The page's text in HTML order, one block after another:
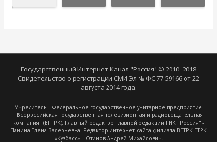
Государственный Интернет-Канал "Россия" © 2010–2018
Свидетельство о регистрации СМИ Эл № ФС 77-59166 от 22
августа 2014 года.
Учредитель - Федеральное государственное унитарное предприятие
"Всероссийская государственная телевизионная и радиовещательная
компания" (ВГТРК). Главный редактор Главной редакции ГИК "Россия" -
Панина Елена Валерьевна. Редактор интернет-сайта филиала ВГТРК ГТРК
«Кузбасс» – Отинов Андрей Михайлович.